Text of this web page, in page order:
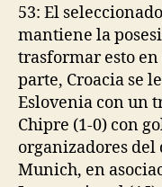
53: El
mantiene la
trasformar esto en
parte, Croacia se
Eslovenia con un
Chipre (1-0) con
organizadores del
Munich, en